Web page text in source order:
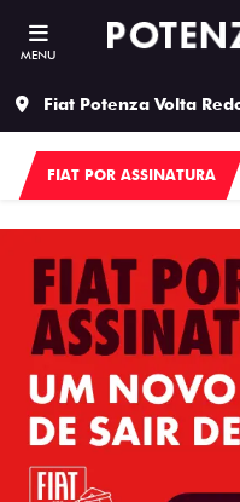
MENU
Fiat Potenza Volta
FIAT POR ASSINATURA